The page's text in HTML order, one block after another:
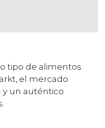
tipo de alimentos
el mercado
y un auténtico